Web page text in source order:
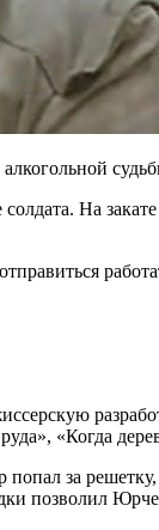
На
«Когда
за
позволил